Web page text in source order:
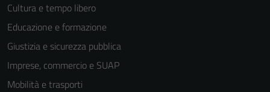
Cultura e tempo libero
Educazione e formazione
Giustizia e sicurezza pubblica
Imprese, commercio e SUAP
Mobilità e trasporti